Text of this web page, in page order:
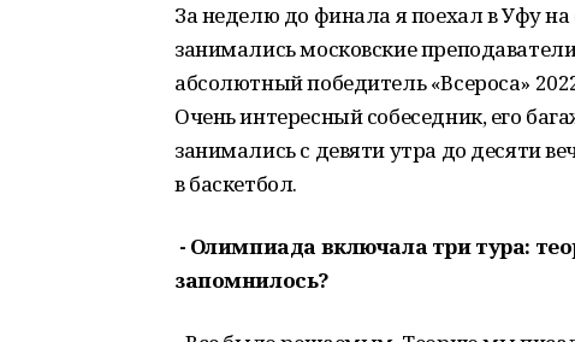
За неделю до финала я поехал в Уфу
занимались московские
абсолютный победитель «Всероса»
Очень интересный собеседник, его
занимались с девяти утра до десяти
в баскетбол.
- Олимпиада включала три тура:
запомнилось?